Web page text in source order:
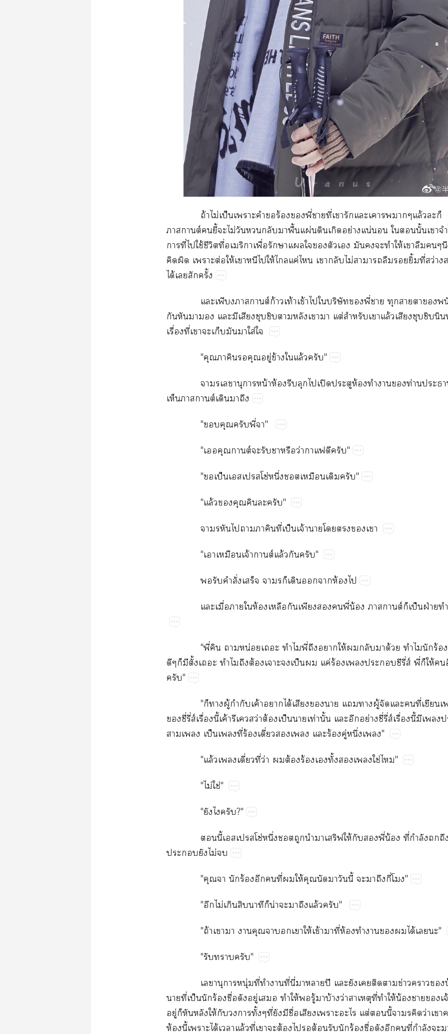
ถ้​ไม่​ป็​​​​ร้​​ี่​​ี่​​​​​ล้​​ ​
ต์ี้​ไม่​​​​ื้​ผ่​​​ย่​น่​​​​ั้​​​ไ
​ี่​​ใช้​ี​ี่​​ื่​​​​​​​​​​​ให้​
​​​ต่​ให้​​​​ให้​​ค่​​​​ไม่​​​​ิ้​ี่​ว่
ได้​​​ั้
​ต์ก้​ท้​ข้​​​ิ​​ี่​
​​​​​​​​​​​​​ต่​​​ล้
ื่​ี่​​​​​​ใส่​
"​​ู่​ข้​​ล้​"
​​น้​ห้​​​​ปิ​​ห้​​​​ท่
ต์​​
"​​ี่"
"​​ต์​​​​ว่​​​"
"​ป็​​โซ่​ึ่​​"
"ล้​​​"
​​​ี่​ป็​จ้​​​​
"​​จ้​ต์ล้​​"
​​​ั่​​​​​​​ห้​
​ื่​​​ห้​​​​​​ี่​น้​ต์​ป็​ฝ่
"ี่ ​น่​​​ี่​​​ให้​​​​ด้​​​ร้
​​ั้​​​​ต้​​​ป็​​ค่​ร้​​​​ี่ส์​ี่​​ให้​
"
"​​ู้​ำ​ค้​​ได้​​​​​​ู้​​​​ี่​
​ี่​ี่ส์ื่​ี้​ค้​​ว่​ต้​ป็​​ท่​ั้​​​ย่​ี่​ี่ส์ื่​ี้​
​​ป็​​ี่​ร้​ี่​​​​ร้​ู่​ึ่​"
"ล้​​ี่​ี่​ว่​​ต้​ร้​​ั้​​​ใช่​"
"ไม่​ใช่"
"​​?"
​ี้​​โซ่​ึ่​​​​ให้​​​ี่​น้​ี่​ำ
​​ไม่​
" ​ร้​​​ี่​​ให้​​​​​ี้​​​​ี่​"
"​ไม่​​​​​น่​​​​ล้​"
"ถ้​​​​​​​​ให้​ข้​​ี่​ห้​​​​​ได้​​"
"​​"
​ุ่​ี่​​​ี่​ี่​​​ปี​​​​​​ข่
​ี่​ป็​​ร้​ื่​​ู่​​​ให้​​ู้​​บ้​ว่​​ี่​​ให้​น้​​​
ู่​​​​ให้​​​​ั้ี่​​​ื่​​​​ต่​​ี้​​​ว่
ห้​ี้​​ได้​​ล้​ี่​​​ต้​​​ต้​​​ร้​ื่​​​​ี่​ำ